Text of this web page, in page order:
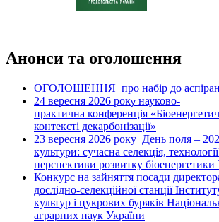
Анонси та оголошення
ОГОЛОШЕННЯ про набір до
24 вересня 2026 року науково-
практична конференція
контексті декарбонізації»
23 вересня 2026 року День поля –
культури: сучасна селекція,
перспективи розвитку біоенергетики
Конкурс на зайняття посади
дослідно-селекційної станції
культур і цукрових буряків
аграрних наук України